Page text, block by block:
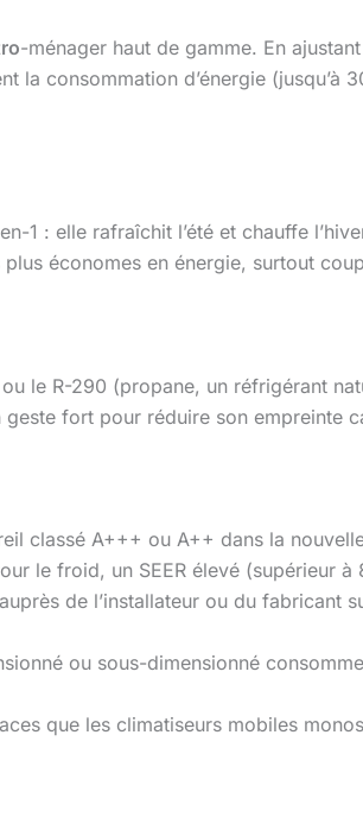
-ménager haut de gamme. En
consommation d’énergie (jusqu’à
1 : elle rafraîchit l’été et chauffe
économes en énergie, surtout
le R-290 (propane, un réfrigérant
fort pour réduire son empreinte
classé A+++ ou A++ dans la
le froid, un SEER élevé (supérieur
de l’installateur ou du
ou sous-dimensionné
que les climatiseurs mobiles